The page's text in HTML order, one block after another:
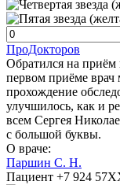
ПроДокторов
Обратился на
первом приёме врач
прохождение
улучшилось, как и
всем Сергея
с большой буквы.
О враче:
Паршин С. Н.
Пациент +7 924